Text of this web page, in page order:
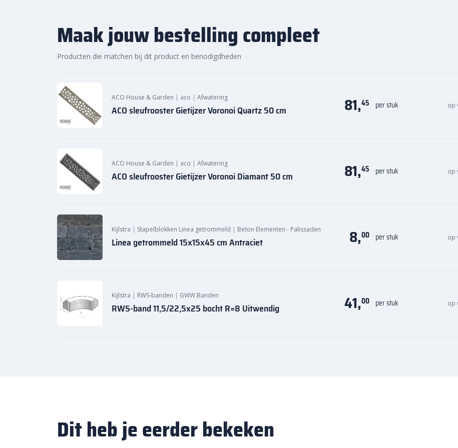
bij Sierbestratingsmarkt.com.
Maak jouw bestelling compleet
Producten die matchen bij dit product en benodigdheden
ACO House & Garden | aco | Afwatering
ACO sleufrooster Gietijzer Voronoi Quartz 50 cm 81,45 per stuk op
ACO House & Garden | aco | Afwatering
ACO sleufrooster Gietijzer Voronoi Diamant 50 cm 81,45 per stuk op
Kijlstra | Stapelblokken Linea getrommeld | Beton Elementen - Palissaden
Linea getrommeld 15x15x45 cm Antraciet 8,00 per stuk op
Kijlstra | RWS-banden | GWW Banden
RWS-band 11,5/22,5x25 bocht R=8 Uitwendig 41,00 per stuk op
Dit heb je eerder bekeken